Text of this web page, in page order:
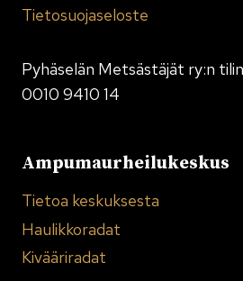
Tietosuojaseloste
Pyhäselän Metsästäjät ry:n
0010 9410 14
Ampumaurheilukeskus
Tietoa keskuksesta
Haulikkoradat
Kivääriradat